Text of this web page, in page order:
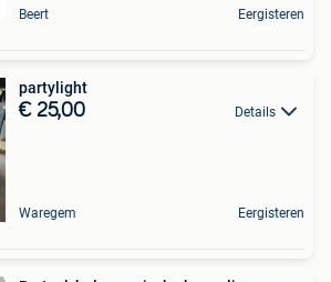
Beert Eergisteren
partylight
€ 25,00 Details
Waregem Eergisteren